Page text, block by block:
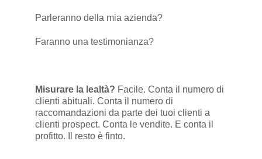
Parleranno della mia azienda?
Faranno una testimonianza?
Misurare la lealtà? Facile. Conta il numero di
clienti abituali. Conta il numero di
raccomandazioni da parte dei tuoi clienti a
clienti prospect. Conta le vendite. E conta il
profitto. Il resto è finto.